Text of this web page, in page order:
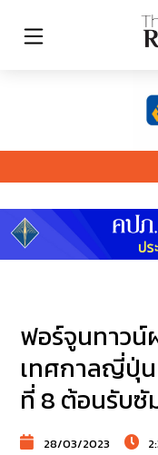
ฟอร์จูนทาว
เทศกาลญี่ปุ่น
ที่ 8 ต้อนรับซั
28/03/2023